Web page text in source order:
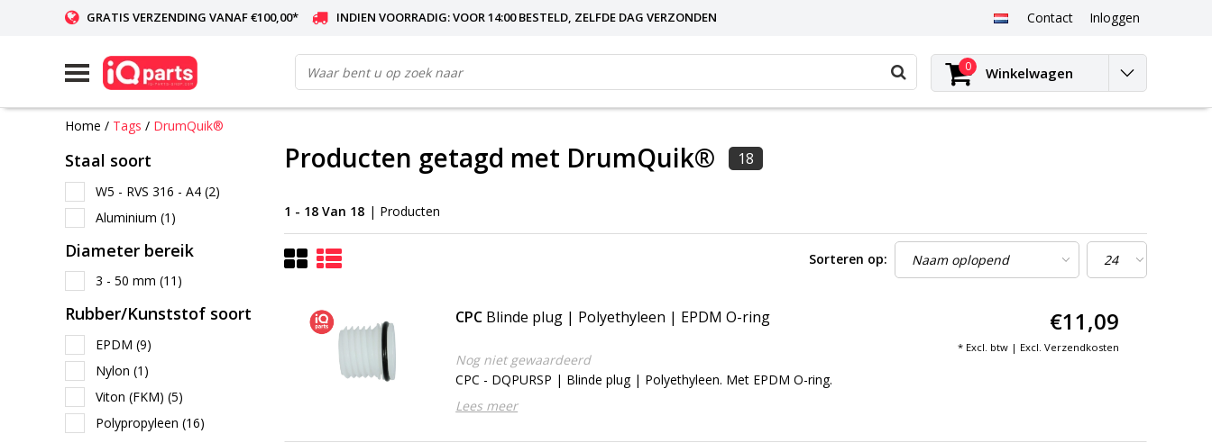
GRATIS VERZENDING VANAF €100,00* INDIEN VOORRADIG: VOOR 14:00 BESTELD, ZELFDE DAG VERZONDEN Contact Inloggen
0 Winkelwagen
Home / Tags / DrumQuik®
Staal soort
W5 - RVS 316 - A4 (2)
Aluminium (1)
Diameter bereik
3 - 50 mm (11)
Rubber/Kunststof soort
EPDM (9)
Nylon (1)
Viton (FKM) (5)
Polypropyleen (16)
Producten getagd met DrumQuik® 18
1 - 18 Van 18 | Producten
Sorteren op:
CPC Blinde plug | Polyethyleen | EPDM O-ring
Nog niet gewaardeerd
CPC - DQPURSP | Blinde plug | Polyethyleen. Met EPDM O-ring.
Lees meer
€11,09
* Excl. btw | Excl. Verzendkosten